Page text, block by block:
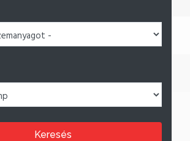
Keresés